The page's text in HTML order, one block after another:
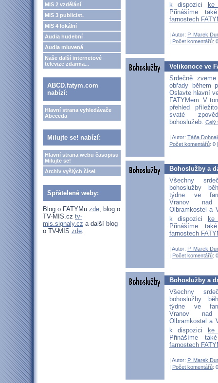
MIS 2 vzdělání
MIS 3 publicist.
MIS 4 lokální
Audia hudební
Audia mluvená
Naše další internetové
televize zdarma...
ABCD.fatym.com
nabízí:
Hlavní strana vyhledávače
Abeceda
Milujte se! nabízí:
Hlavní strana webu časopisu
Milujte se!
Archiv vyšlých čísel
Spřátelené weby:
Blog o FATYMu zde, blog o
TV-MIS.cz tv-
mis.signaly.cz a další blog
o TV-MIS zde.
k dispozici
Přinášíme
farnostech
| Autor: P. Marek
Počet komentářů:
Velikonoce ve
Srdečně
obřady během
Oslavte hlavní
FATYMem. V
přehled
svaté
bohoslužeb.
Celý
| Autor: Táňa
Počet komentářů: 0
Bohoslužby a
Všechny
bohoslužby
týdne ve
Vranov
Olbramkostel a
k dispozici
Přinášíme
farnostech
| Autor: P. Marek
| Počet komentářů:
Bohoslužby a
Všechny
bohoslužby
týdne ve
Vranov
Olbramkostel a
k dispozici
Přinášíme
farnostech
| Autor: P. Marek
| Počet komentářů: